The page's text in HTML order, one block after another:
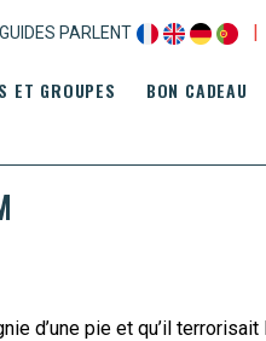
PARLENT |
ET GROUPES BON CADEAU
d’une pie et qu’il